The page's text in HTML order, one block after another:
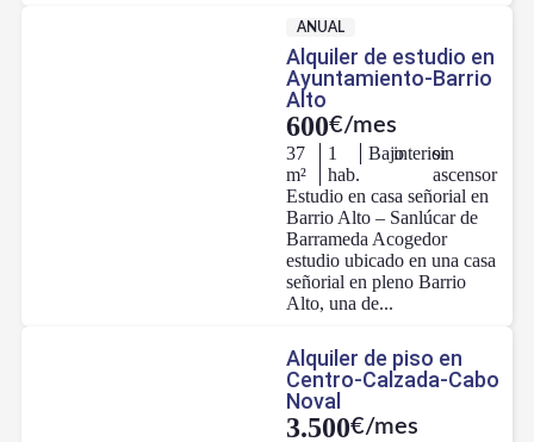
ANUAL
Alquiler de estudio en
Ayuntamiento-Barrio
Alto
600€/mes
37
m²
1
hab.
Bajointerior
sin
ascensor
Estudio en casa señorial en
Barrio Alto – Sanlúcar de
Barrameda Acogedor
estudio ubicado en una casa
señorial en pleno Barrio
Alto, una de...
Alquiler de piso en
Centro-Calzada-Cabo
Noval
3.500€/mes